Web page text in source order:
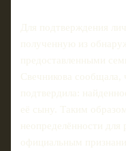
Для подтверждения
полученную из
предоставленными
Свечникова сообщала,
подтвердила:
её сыну. Таким
неопределённости
официальным